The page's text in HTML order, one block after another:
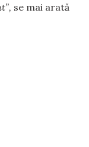
se mai arată